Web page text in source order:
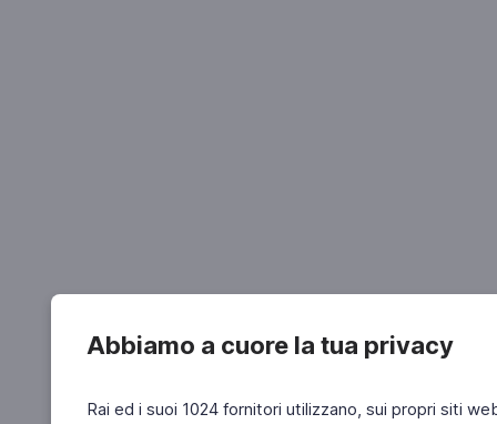
Abbiamo a cuore la tua privacy
Rai ed i suoi 1024 fornitori utilizzano, sui propri siti